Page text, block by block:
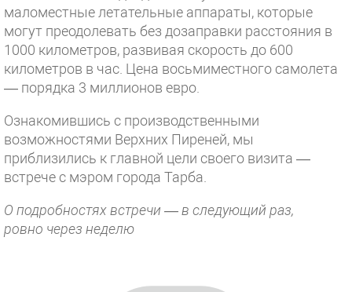
маломестные летательные аппараты, которые
могут преодолевать без дозаправки расстояния в
1000 километров, развивая скорость до 600
километров в час. Цена восьмиместного самолета
— порядка 3 миллионов евро.
Ознакомившись с производственными
возможностями Верхних Пиреней, мы
приблизились к главной цели своего визита —
встрече с мэром города Тарба.
О подробностях встречи —в следующий раз,
ровно через неделю